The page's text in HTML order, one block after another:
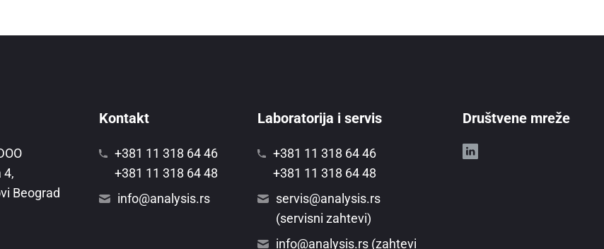
4,
Beograd
Kontakt
+381 11 318 64 46
+381 11 318 64 48
info@analysis.rs
Laboratorija i servis
+381 11 318 64 46
+381 11 318 64 48
servis@analysis.rs
(servisni zahtevi)
info@analysis.rs (zahtevi
Društvene mreže